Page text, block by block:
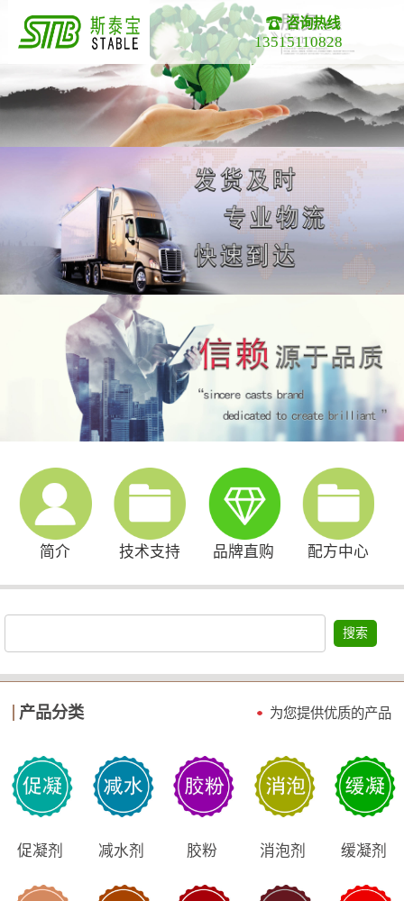
咨询热线
13515110828
简介 技术支持 品牌直购 配方中心
搜索
产品分类 为您提供优质的产品
促凝剂 减水剂 胶粉 消泡剂 缓凝剂